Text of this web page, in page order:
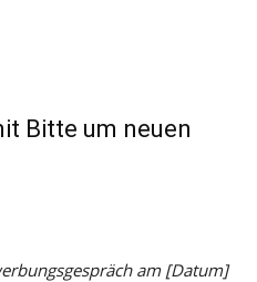
Bitte um neuen
am [Datum]